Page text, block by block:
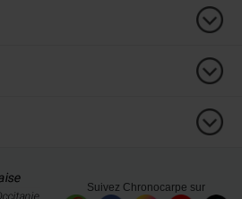
Suivez Chronocarpe sur